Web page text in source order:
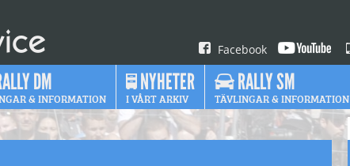
Facebook
DM
& INFORMATION
NYHETER
I VÅRT ARKIV
RALLY SM
TÄVLINGAR & INFORMATION